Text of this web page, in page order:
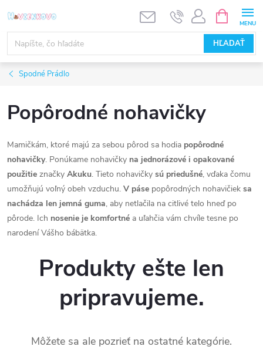
na
obsah
HĽADAŤ
KOŠÍK
Spodné Prádlo
Popôrodné nohavičky
Mamičkám, ktoré majú za sebou pôrod sa hodia popôrodné
nohavičky. Ponúkame nohavičky na jednorázové i opakované
použitie značky Akuku. Tieto nohavičky sú priedušné, vďaka čomu
umožňujú voľný obeh vzduchu. V páse popôrodných nohavičiek sa
nachádza len jemná guma, aby netlačila na citlivé telo hneď po
pôrode. Ich nosenie je komfortné a uľahčia vám chvíle tesne po
narodení Vášho bábätka.
Produkty ešte len
pripravujeme.
Môžete sa ale pozrieť na ostatné kategórie.